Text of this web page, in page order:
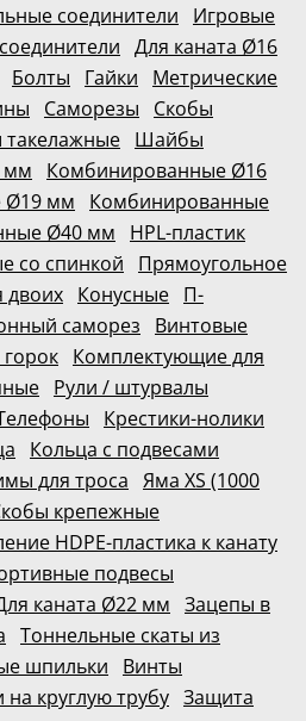
соединители
Игровые
Для каната Ø16
Болты Гайки
Метрические
Саморезы
Скобы
такелажные Шайбы
мм
Комбинированные Ø16
Ø19 мм
Комбинированные
Ø40 мм
HPL-пластик
со спинкой
Прямоугольное
двоих Конусные П-
саморез
Винтовые
Комплектующие для
Рули / штурвалы
Крестики-нолики
Кольца с подвесами
для троса Яма XS (1000
крепежные
HDPE-пластика к канату
подвесы
каната Ø22 мм Зацепы в
Тоннельные скаты из
шпильки
Винты
на круглую трубу Защита